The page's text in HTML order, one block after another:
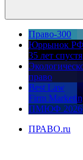
Право-300
Юррынок
35 лет спустя
право
Best Law
Firm
ПМЮФ 2026
ПРАВО.ru